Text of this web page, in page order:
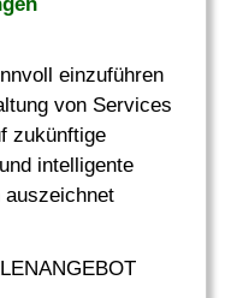
einzuführen
von Services
zukünftige
intelligente